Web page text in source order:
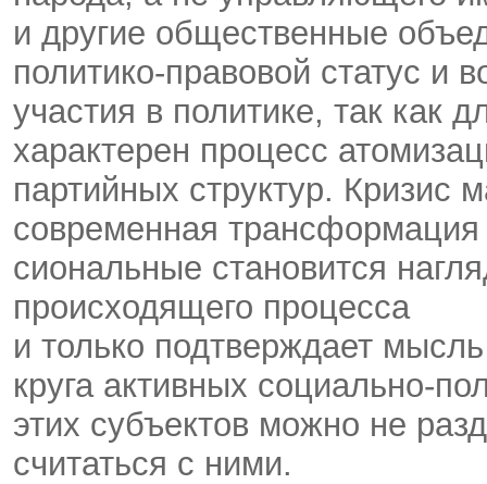
и другие общественные
политико-правовой статус и
участия в политике, так как
характерен процесс
партийных структур. Кризис
современная
сиональные становится
происходящего процесса
и только подтверждает
круга активных социально-
этих субъектов можно не
считаться с ними.